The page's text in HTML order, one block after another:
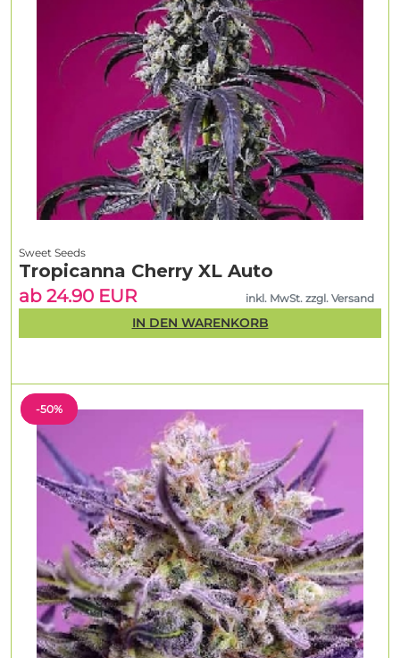
-50%
Sweet Seeds
Tropicanna Cherry XL Auto
ab 24.90 EUR
inkl. MwSt. zzgl. Versand
IN DEN WARENKORB